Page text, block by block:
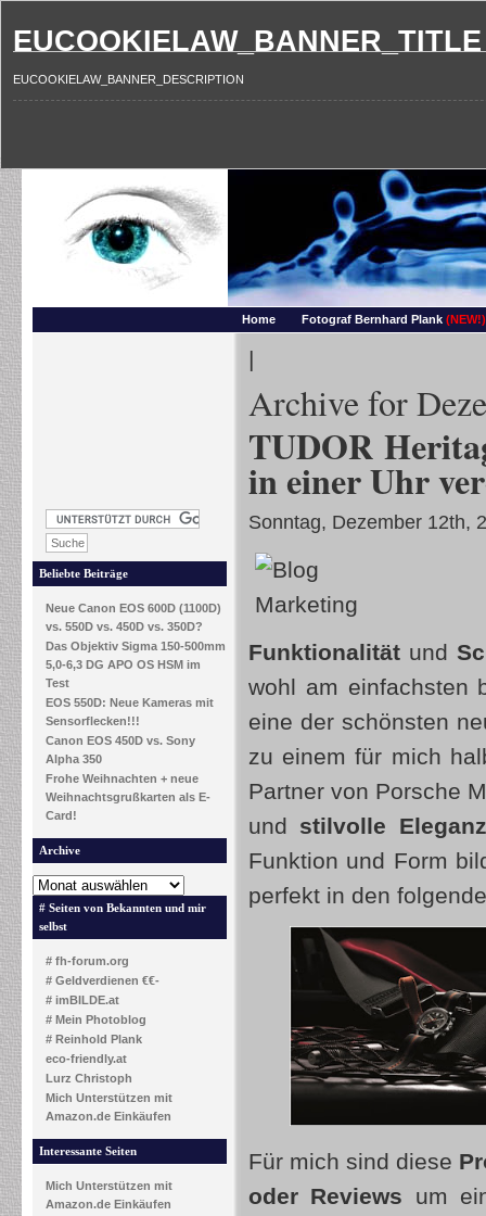
EUCOOKIELAW_BANNER_TITLE
EUCOOKIELAW_BANNER_DESCRIPTION
Home Fotograf Bernhard Plank (NEW!)
Beliebte Beiträge
Neue Canon EOS 600D (1100D)
vs. 550D vs. 450D vs. 350D?
Das Objektiv Sigma 150-500mm
5,0-6,3 DG APO OS HSM im
Test
EOS 550D: Neue Kameras mit
Sensorflecken!!!
Canon EOS 450D vs. Sony
Alpha 350
Frohe Weihnachten + neue
Weihnachtsgrußkarten als E-
Card!
Archive
# Seiten von Bekannten und mir
selbst
# fh-forum.org
# Geldverdienen €€-
# imBILDE.at
# Mein Photoblog
# Reinhold Plank
eco-friendly.at
Lurz Christoph
Mich Unterstützen mit
Amazon.de Einkäufen
Interessante Seiten
Mich Unterstützen mit
Amazon.de Einkäufen
|
Archive for
TUDOR
in einer Uhr
Sonntag, Dezember 12th,
Funktionalität und
wohl am einfachsten
eine der schönsten
zu einem für mich
Partner von Porsche
und stilvolle Eleganz
Funktion und Form
perfekt in den
Für mich sind diese
oder Reviews um